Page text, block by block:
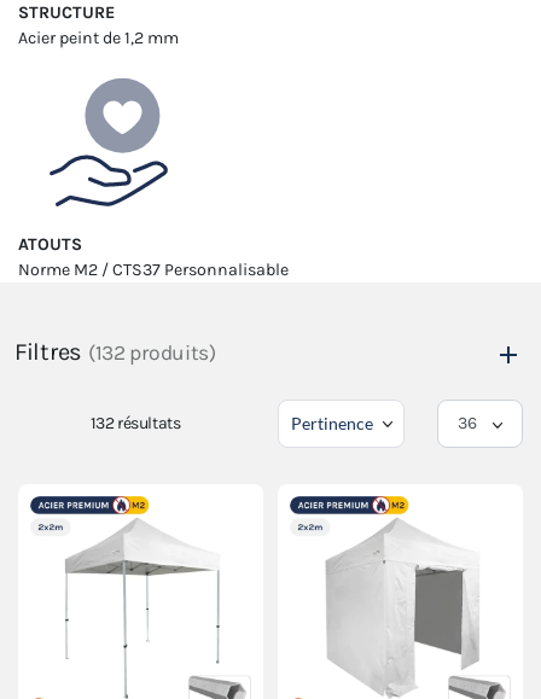
STRUCTURE
Acier peintde 1,2 mm
ATOUTS
Norme M2 / CTS37 Personnalisable
Filtres (132 produits)
132résultats